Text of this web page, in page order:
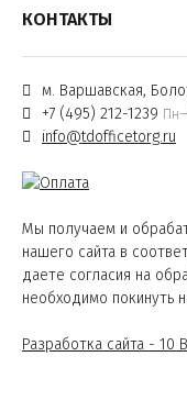
КОНТАКТЫ
м. Варшавская,
+7 (495) 212-1239
info@tdofficetorg.ru
Мы получаем и
нашего сайта в
даете согласия на
необходимо покинуть
Разработка сайта - 10